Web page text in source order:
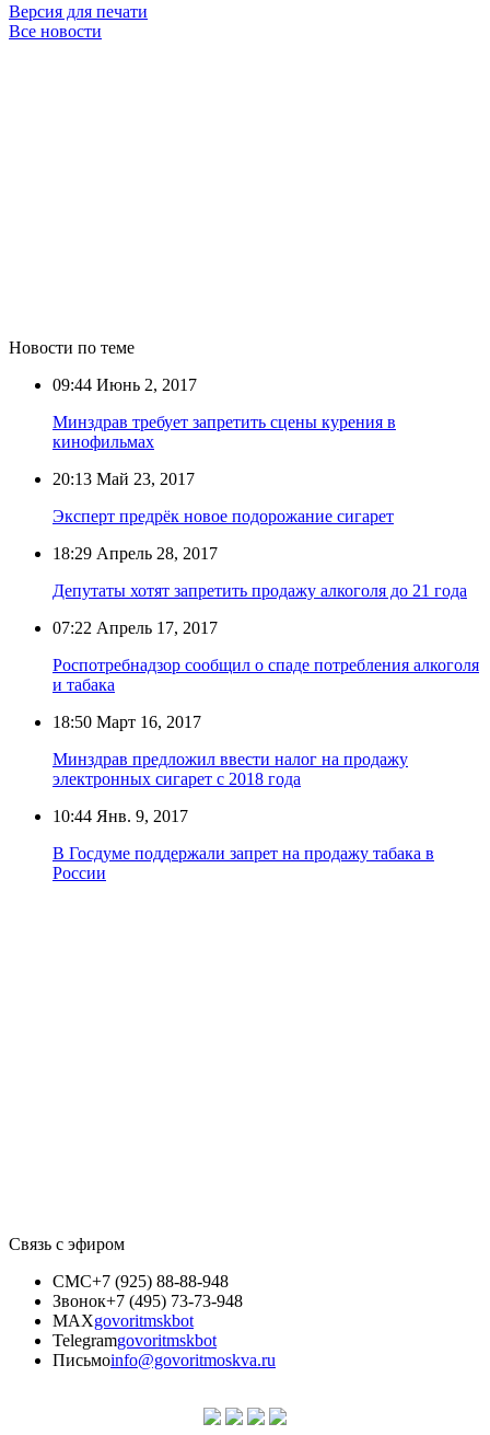
Версия для печати
Все новости
Новости по теме
09:44 Июнь 2, 2017
Минздрав требует запретить сцены курения в
кинофильмах
20:13 Май 23, 2017
Эксперт предрёк новое подорожание сигарет
18:29 Апрель 28, 2017
Депутаты хотят запретить продажу алкоголя до 21 года
07:22 Апрель 17, 2017
Роспотребнадзор сообщил о спаде потребления алкоголя
и табака
18:50 Март 16, 2017
Минздрав предложил ввести налог на продажу
электронных сигарет с 2018 года
10:44 Янв. 9, 2017
В Госдуме поддержали запрет на продажу табака в
России
Связь с эфиром
СМС+7 (925) 88-88-948
Звонок+7 (495) 73-73-948
MAXgovoritmskbot
Telegramgovoritmskbot
Письмоinfo@govoritmoskva.ru